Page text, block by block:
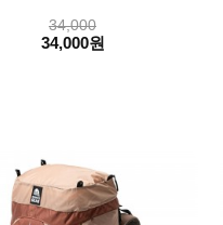
34,000
34,000원